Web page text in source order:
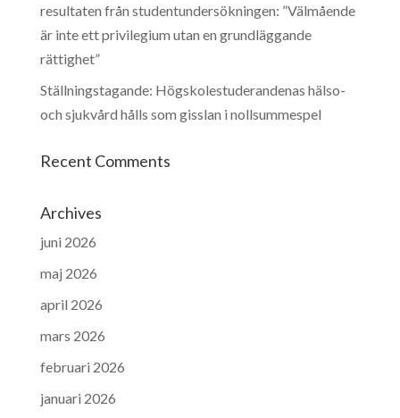
resultaten från studentundersökningen: ”Välmående
är inte ett privilegium utan en grundläggande
rättighet”
Ställningstagande: Högskolestuderandenas hälso-
och sjukvård hålls som gisslan i nollsummespel
Recent Comments
Archives
juni 2026
maj 2026
april 2026
mars 2026
februari 2026
januari 2026